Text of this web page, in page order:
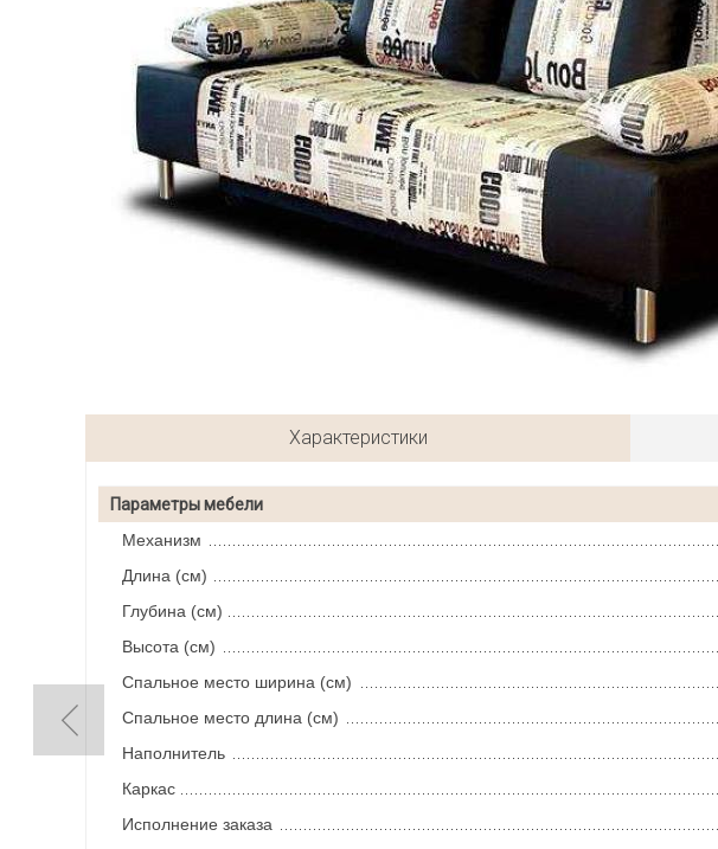
Характеристики
Параметры мебели
Механизм
Длина (см)
Глубина (см)
Высота (см)
Спальное место ширина (см)
Спальное место длина (см)
Наполнитель
Каркас
Исполнение заказа